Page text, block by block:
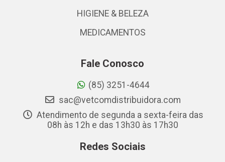
HIGIENE & BELEZA
MEDICAMENTOS
Fale Conosco
(85) 3251-4644
sac@vetcomdistribuidora.com
Atendimento de segunda a sexta-feira das
08h às 12h e das 13h30 às 17h30
Redes Sociais